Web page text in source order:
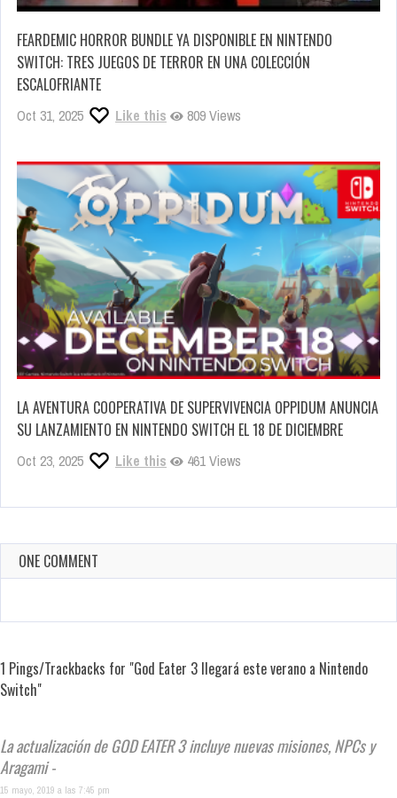
FEARDEMIC HORROR BUNDLE YA DISPONIBLE EN NINTENDO
SWITCH: TRES JUEGOS DE TERROR EN UNA COLECCIÓN
ESCALOFRIANTE
Oct 31, 2025 Like this 809 Views
LA AVENTURA COOPERATIVA DE SUPERVIVENCIA OPPIDUM ANUNCIA
SU LANZAMIENTO EN NINTENDO SWITCH EL 18 DE DICIEMBRE
Oct 23, 2025 Like this 461 Views
ONE COMMENT
1 Pings/Trackbacks for "God Eater 3 llegará este verano a Nintendo
Switch"
La actualización de GOD EATER 3 incluye nuevas misiones, NPCs y
Aragami -
15 mayo, 2019 a las 7:45 pm